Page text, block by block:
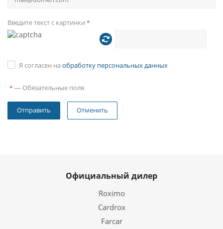
Введите текст с картинки *
Я согласен на обработку персональных данных
* — Обязательные поля
Отменить
Официальный дилер
Roximo
Cardrox
Farcar